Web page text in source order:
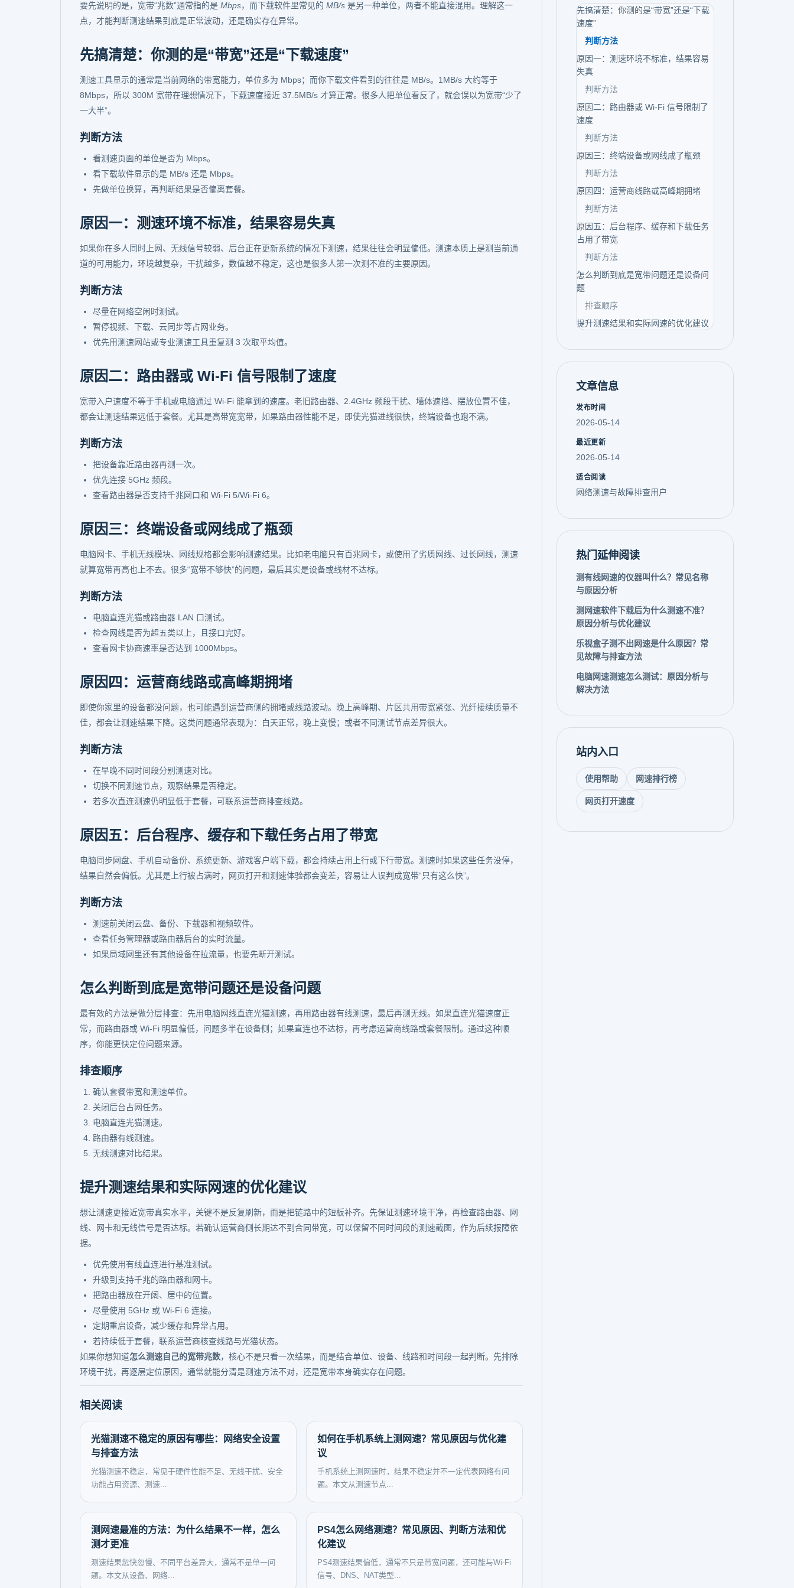
要先说明的是，宽带“兆数”通常指的是 Mbps，而下载软件里常见的 MB/s 是另一种单位，两者不能直接混用。理解这一
点，才能判断测速结果到底是正常波动，还是确实存在异常。
先搞清楚：你测的是“带宽”还是“下载速度”
测速工具显示的通常是当前网络的带宽能力，单位多为 Mbps；而你下载文件看到的往往是 MB/s。1MB/s 大约等于
8Mbps，所以 300M 宽带在理想情况下，下载速度接近 37.5MB/s 才算正常。很多人把单位看反了，就会误以为宽带“少了
一大半”。
判断方法
看测速页面的单位是否为 Mbps。
看下载软件显示的是 MB/s 还是 Mbps。
先做单位换算，再判断结果是否偏离套餐。
原因一：测速环境不标准，结果容易失真
如果你在多人同时上网、无线信号较弱、后台正在更新系统的情况下测速，结果往往会明显偏低。测速本质上是测当前通
道的可用能力，环境越复杂，干扰越多，数值越不稳定，这也是很多人第一次测不准的主要原因。
判断方法
尽量在网络空闲时测试。
暂停视频、下载、云同步等占网业务。
优先用测速网站或专业测速工具重复测 3 次取平均值。
原因二：路由器或 Wi-Fi 信号限制了速度
宽带入户速度不等于手机或电脑通过 Wi-Fi 能拿到的速度。老旧路由器、2.4GHz 频段干扰、墙体遮挡、摆放位置不佳，
都会让测速结果远低于套餐。尤其是高带宽宽带，如果路由器性能不足，即使光猫进线很快，终端设备也跑不满。
判断方法
把设备靠近路由器再测一次。
优先连接 5GHz 频段。
查看路由器是否支持千兆网口和 Wi-Fi 5/Wi-Fi 6。
原因三：终端设备或网线成了瓶颈
电脑网卡、手机无线模块、网线规格都会影响测速结果。比如老电脑只有百兆网卡，或使用了劣质网线、过长网线，测速
就算宽带再高也上不去。很多“宽带不够快”的问题，最后其实是设备或线材不达标。
判断方法
电脑直连光猫或路由器 LAN 口测试。
检查网线是否为超五类以上，且接口完好。
查看网卡协商速率是否达到 1000Mbps。
原因四：运营商线路或高峰期拥堵
即使你家里的设备都没问题，也可能遇到运营商侧的拥堵或线路波动。晚上高峰期、片区共用带宽紧张、光纤接续质量不
佳，都会让测速结果下降。这类问题通常表现为：白天正常，晚上变慢；或者不同测试节点差异很大。
判断方法
在早晚不同时间段分别测速对比。
切换不同测速节点，观察结果是否稳定。
若多次直连测速仍明显低于套餐，可联系运营商排查线路。
原因五：后台程序、缓存和下载任务占用了带宽
电脑同步网盘、手机自动备份、系统更新、游戏客户端下载，都会持续占用上行或下行带宽。测速时如果这些任务没停，
结果自然会偏低。尤其是上行被占满时，网页打开和测速体验都会变差，容易让人误判成宽带“只有这么快”。
判断方法
测速前关闭云盘、备份、下载器和视频软件。
查看任务管理器或路由器后台的实时流量。
如果局域网里还有其他设备在拉流量，也要先断开测试。
怎么判断到底是宽带问题还是设备问题
最有效的方法是做分层排查：先用电脑网线直连光猫测速，再用路由器有线测速，最后再测无线。如果直连光猫速度正
常，而路由器或 Wi-Fi 明显偏低，问题多半在设备侧；如果直连也不达标，再考虑运营商线路或套餐限制。通过这种顺
序，你能更快定位问题来源。
排查顺序
确认套餐带宽和测速单位。
关闭后台占网任务。
电脑直连光猫测速。
路由器有线测速。
无线测速对比结果。
提升测速结果和实际网速的优化建议
想让测速更接近宽带真实水平，关键不是反复刷新，而是把链路中的短板补齐。先保证测速环境干净，再检查路由器、网
线、网卡和无线信号是否达标。若确认运营商侧长期达不到合同带宽，可以保留不同时间段的测速截图，作为后续报障依
据。
优先使用有线直连进行基准测试。
升级到支持千兆的路由器和网卡。
把路由器放在开阔、居中的位置。
尽量使用 5GHz 或 Wi-Fi 6 连接。
定期重启设备，减少缓存和异常占用。
若持续低于套餐，联系运营商核查线路与光猫状态。
如果你想知道怎么测速自己的宽带兆数，核心不是只看一次结果，而是结合单位、设备、线路和时间段一起判断。先排除
环境干扰，再逐层定位原因，通常就能分清是测速方法不对，还是宽带本身确实存在问题。
相关阅读
光猫测速不稳定的原因有哪些：网络安全设置
与排查方法
光猫测速不稳定，常见于硬件性能不足、无线干扰、安全
功能占用资源、测速...
如何在手机系统上测网速？常见原因与优化建
议
手机系统上测网速时，结果不稳定并不一定代表网络有问
题。本文从测速节点...
测网速最准的方法：为什么结果不一样，怎么
测才更准
测速结果忽快忽慢、不同平台差异大，通常不是单一问
题。本文从设备、网络...
PS4怎么网络测速？常见原因、判断方法和优
化建议
PS4测速结果偏低，通常不只是带宽问题，还可能与Wi-Fi
信号、DNS、NAT类型...
先搞清楚：你测的是“带宽”还是“下载
速度”
判断方法
原因一：测速环境不标准，结果容易
失真
判断方法
原因二：路由器或 Wi-Fi 信号限制了
速度
判断方法
原因三：终端设备或网线成了瓶颈
判断方法
原因四：运营商线路或高峰期拥堵
判断方法
原因五：后台程序、缓存和下载任务
占用了带宽
判断方法
怎么判断到底是宽带问题还是设备问
题
排查顺序
提升测速结果和实际网速的优化建议
文章信息
发布时间
2026-05-14
最近更新
2026-05-14
适合阅读
网络测速与故障排查用户
热门延伸阅读
测有线网速的仪器叫什么？常见名称
与原因分析
测网速软件下载后为什么测速不准？
原因分析与优化建议
乐视盒子测不出网速是什么原因？常
见故障与排查方法
电脑网速测速怎么测试：原因分析与
解决方法
站内入口
使用帮助 网速排行榜
网页打开速度